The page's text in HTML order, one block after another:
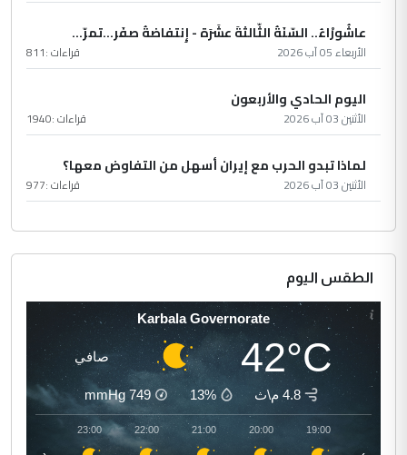
عاشُورْاءُ.. السّنَةُ الثّالثةَ عشَرَة - إِنتفاضةُ صفَر…تمرّ...
الأربعاء 05 آب 2026 قراءات :811
اليوم الحادي والأربعون
الأثنين 03 آب 2026 قراءات :1940
لماذا تبدو الحرب مع إيران أسهل من التفاوض معها؟
الأثنين 03 آب 2026 قراءات :977
الطقس اليوم
Karbala Governorate
42°C صافي
4.8 م\ث 13%
749
mmHg
19:00
20:00
21:00
22:00
23:00